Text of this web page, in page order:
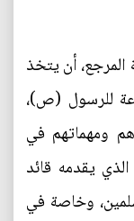
أن يتخذ
للرسول (ص)،
ومهماتهم في
يقدمه قائد
وخاصة في